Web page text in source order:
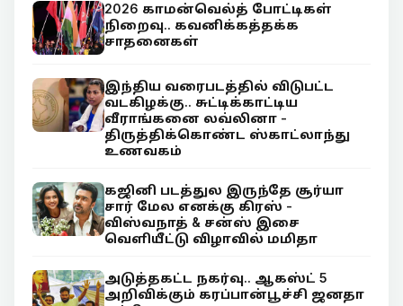
2026 காமன்வெல்த் போட்டிகள்
நிறைவு.. கவனிக்கத்தக்க
சாதனைகள்
இந்திய வரைபடத்தில் விடுபட்ட
வடகிழக்கு.. சுட்டிக்காட்டிய
வீராங்கனை லவ்லினா -
திருத்திக்கொண்ட ஸ்காட்லாந்து
உணவகம்
கஜினி படத்துல இருந்தே சூர்யா
சார் மேல எனக்கு கிரஸ் -
விஸ்வநாத் & சன்ஸ் இசை
வெளியீட்டு விழாவில் மமிதா
அடுத்தகட்ட நகர்வு.. ஆகஸ்ட் 5
அறிவிக்கும் கரப்பான்பூச்சி ஜனதா